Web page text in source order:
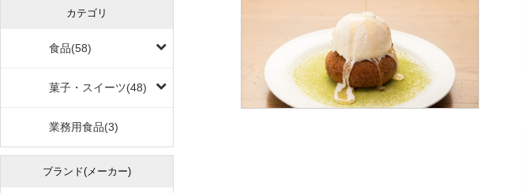
カテゴリ
食品(58)
菓子・スイーツ(48)
業務用食品(3)
ブランド(メーカー)